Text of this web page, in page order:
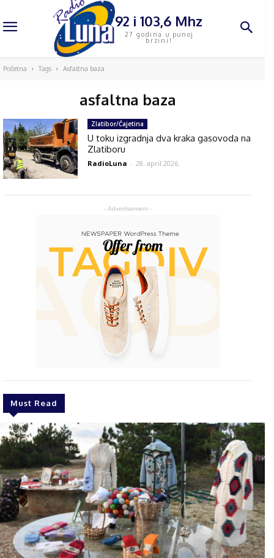
92 i 103,6 Mhz
27 godina u punoj
brzini!
Početna Tags Asfaltna baza
asfaltna baza
- Advertisement -
Must Read
Zlatibor/Čajetina
U toku izgradnja dva kraka gasovoda na
Zlatiboru
RadioLuna - 28. april 2026.